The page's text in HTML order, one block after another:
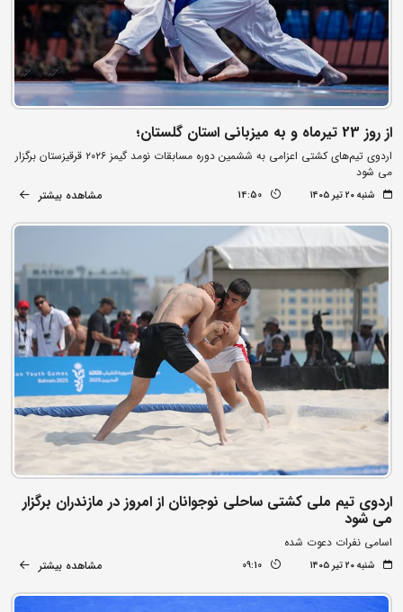
از روز 23 تیرماه و به میزبانی استان گلستان؛
اردوی تیم‌های کشتی اعزامی به ششمین دوره مسابقات نومد گیمز ۲۰۲۶ قرقیزستان برگزار
می شود
شنبه ۲۰ تیر ۱۴۰۵ 14:50 مشاهده بیشتر
اردوی تیم ملی کشتی ساحلی نوجوانان از امروز در مازندران برگزار
می شود
اسامی نفرات دعوت شده
شنبه ۲۰ تیر ۱۴۰۵ 09:10 مشاهده بیشتر